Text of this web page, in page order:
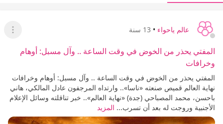
عالم ياحواء • 13 سنة
عرض
المفتي يحذر من الخوض في وقت الساعة .. وآل مسبل: أوهام
وخرافات
المفتي يحذر من الخوض في وقت الساعة .. وآل مسبل: أوهام وخرافات
نهاية العالم قميص صنعته «ناسا».. وارتداه المرجفون عادل المالكي، هاني
باحسن، محمد المصباحي (جدة) «نهاية العالم».. خبر تناقلته وسائل الإعلام
الأجنبية وروجت له بعد أن تسرب... المزيد